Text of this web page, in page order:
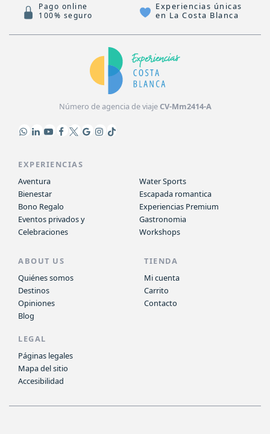
Pago online
100% seguro
Experiencias únicas
en La Costa Blanca
Número de agencia de viajeCV-Mm2414-A
EXPERIENCIAS
Aventura
Bienestar
Bono Regalo
Eventos privados y
Celebraciones
Water Sports
Escapada romantica
Experiencias Premium
Gastronomia
Workshops
ABOUT US
Quiénes somos
Destinos
Opiniones
Blog
TIENDA
Mi cuenta
Carrito
Contacto
LEGAL
Páginas legales
Mapa del sitio
Accesibilidad